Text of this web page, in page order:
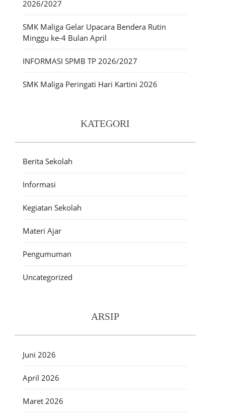
2026/2027
SMK Maliga Gelar Upacara Bendera Rutin
Minggu ke-4 Bulan April
INFORMASI SPMB TP 2026/2027
SMK Maliga Peringati Hari Kartini 2026
KATEGORI
Berita Sekolah
Informasi
Kegiatan Sekolah
Materi Ajar
Pengumuman
Uncategorized
ARSIP
Juni 2026
April 2026
Maret 2026